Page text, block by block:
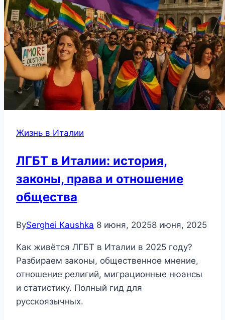
Жизнь в Италии
ЛГБТ в Италии: история,
законы, права и отношение
общества
BySerghei Kaushka 8 июня, 20258 июня, 2025
Как живётся ЛГБТ в Италии в 2025 году?
Разбираем законы, общественное мнение,
отношение религий, миграционные нюансы
и статистику. Полный гид для
русскоязычных.